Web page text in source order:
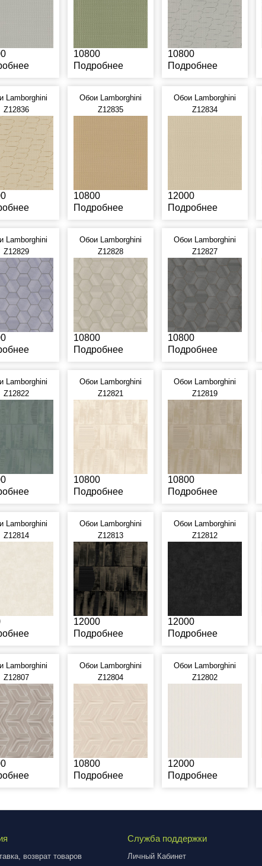
10800
Подробнее
10800
Подробнее
Lamborghini
Z12836
Обои Lamborghini
Z12835
10800
Подробнее
Обои Lamborghini
Z12834
12000
Подробнее
Lamborghini
Z12829
Обои Lamborghini
Z12828
10800
Подробнее
Обои Lamborghini
Z12827
10800
Подробнее
Lamborghini
Z12822
Обои Lamborghini
Z12821
10800
Подробнее
Обои Lamborghini
Z12819
10800
Подробнее
Lamborghini
Z12814
Обои Lamborghini
Z12813
12000
Подробнее
Обои Lamborghini
Z12812
12000
Подробнее
Lamborghini
Z12807
Обои Lamborghini
Z12804
10800
Подробнее
Обои Lamborghini
Z12802
12000
Подробнее
возврат товаров
Служба поддержки
Личный Кабинет